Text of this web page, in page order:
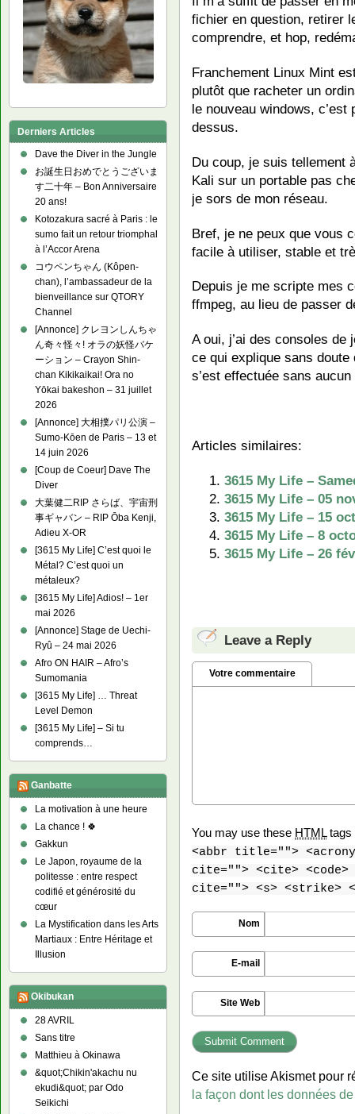
fichier en question, retirer
comprendre, et hop,
Franchement Linux Mint
plutôt que racheter un
le nouveau windows,
dessus.
Du coup, je suis tellement
Kali sur un portable pas
je sors de mon réseau.
Bref, je ne peux que vous
facile à utiliser, stable et
Depuis je me scripte mes
ffmpeg, au lieu de passer
A oui, j’ai des consoles de
ce qui explique sans
s’est effectuée sans
Articles similaires:
3615 My Life –
3615 My Life – 05
3615 My Life – 15
3615 My Life – 8
3615 My Life – 26
Leave a Reply
Votre commentaire
You may use these HTMLtags
<abbr title="">
cite=""> <cite> <code>
cite=""> <s> <strike>
Nom
E-mail
Site Web
Ce site utilise Akismet pour
la façon dont les données
Derniers Articles
Dave the Diver in the Jungle
お誕生日おめでとうございま
す二十年 – Bon Anniversaire
20 ans!
Kotozakura sacré à Paris : le
sumo fait un retour triomphal
à l’Accor Arena
コウペンちゃん (Kôpen-
chan), l’ambassadeur de la
bienveillance sur QTORY
Channel
[Annonce] クレヨンしんちゃ
ん奇々怪々! オラの妖怪バケ
ーション – Crayon Shin-
chan Kikikaikai! Ora no
Yōkai bakeshon – 31 juillet
2026
[Annonce] 大相撲パリ公演 –
Sumo-Kōen de Paris – 13 et
14 juin 2026
[Coup de Coeur] Dave The
Diver
大葉健二RIP さらば、宇宙刑
事ギャバン – RIP Ōba Kenji,
Adieu X-OR
[3615 My Life] C’est quoi le
Métal? C’est quoi un
métaleux?
[3615 My Life] Adios! – 1er
mai 2026
[Annonce] Stage de Uechi-
Ryû – 24 mai 2026
Afro ON HAIR – Afro’s
Sumomania
[3615 My Life] … Threat
Level Demon
[3615 My Life] – Si tu
comprends…
Ganbatte
La motivation à une heure
La chance ! 🍀
Gakkun
Le Japon, royaume de la
politesse : entre respect
codifié et générosité du
cœur
La Mystification dans les Arts
Martiaux : Entre Héritage et
Illusion
Okibukan
28 AVRIL
Sans titre
Matthieu à Okinawa
&quot;Chikin'akachu nu
ekudi&quot; par Odo
Seikichi